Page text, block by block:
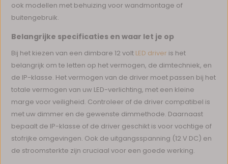
ook modellen met behuizing voor wandmontage of
buitengebruik.
Belangrijke specificaties en waar let je op
Bij het kiezen van een dimbare 12 volt LED driver is het
belangrijk om te letten op het vermogen, de dimtechniek, en
de IP-klasse. Het vermogen van de driver moet passen bij het
totale vermogen van uw LED-verlichting, met een kleine
marge voor veiligheid. Controleer of de driver compatibel is
met uw dimmer en de gewenste dimmethode. Daarnaast
bepaalt de IP-klasse of de driver geschikt is voor vochtige of
stofrijke omgevingen. Ook de uitgangsspanning (12 V DC) en
de stroomsterkte zijn cruciaal voor een goede werking.